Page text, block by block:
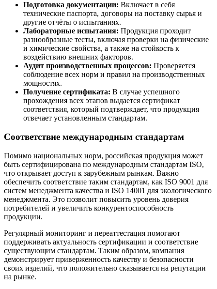
Подготовка документации: Включает в себя
технические паспорта, договоры на поставку сырья и
другие отчёты о испытаниях.
Лабораторные испытания: Продукция проходит
разнообразные тесты, включая проверки на физические
и химические свойства, а также на стойкость к
воздействию внешних факторов.
Аудит производственных процессов: Проверяется
соблюдение всех норм и правил на производственных
мощностях.
Получение сертификата: В случае успешного
прохождения всех этапов выдается сертификат
соответствия, который подтверждает, что продукция
отвечает установленным стандартам.
Соответствие международным стандартам
Помимо национальных норм, российская продукция может
быть сертифицирована по международным стандартам ISO,
что открывает доступ к зарубежным рынкам. Важно
обеспечить соответствие таким стандартам, как ISO 9001 для
систем менеджмента качества и ISO 14001 для экологического
менеджмента. Это позволит повысить уровень доверия
потребителей и увеличить конкурентоспособность
продукции.
Регулярный мониторинг и переаттестация помогают
поддерживать актуальность сертификации и соответствие
существующим стандартам. Таким образом, компания
демонстрирует приверженность качеству и безопасности
своих изделий, что положительно сказывается на репутации
на рынке.